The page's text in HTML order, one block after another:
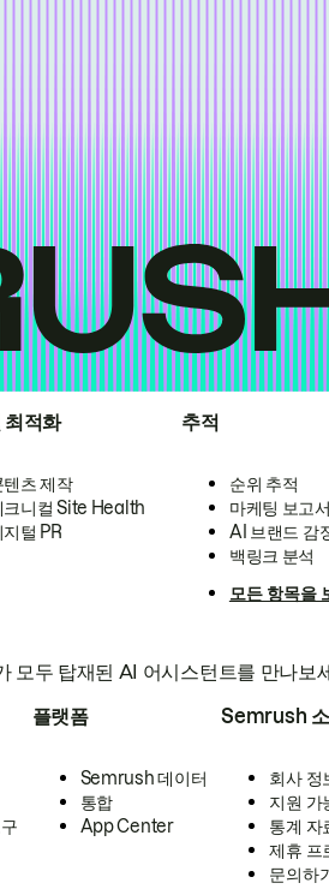
최적화
텐츠 제작
크니컬 Site Health
지털 PR
추적
순위 추적
마케팅 보고
AI 브랜드 감
백링크 분석
모든 항목을
모두 탑재된 AI 어시스턴트를 만나보
플랫폼
Semrush 데이터
통합
App Center
Semrush
회사 정
지원 가
통계 자
제휴 프
문의하